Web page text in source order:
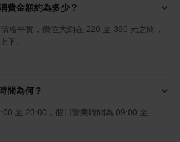
費金額約為多少？
格平實，價位大約在 220 至 380 元之間，
下。
間為何？
至 23:00，假日營業時間為 09:00 至